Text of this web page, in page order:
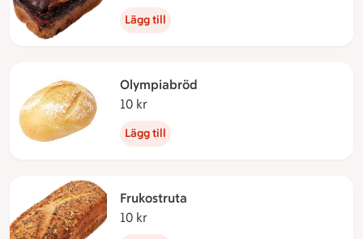
Lägg till
Olympiabröd
10 kr
Lägg till
Frukostruta
10 kr